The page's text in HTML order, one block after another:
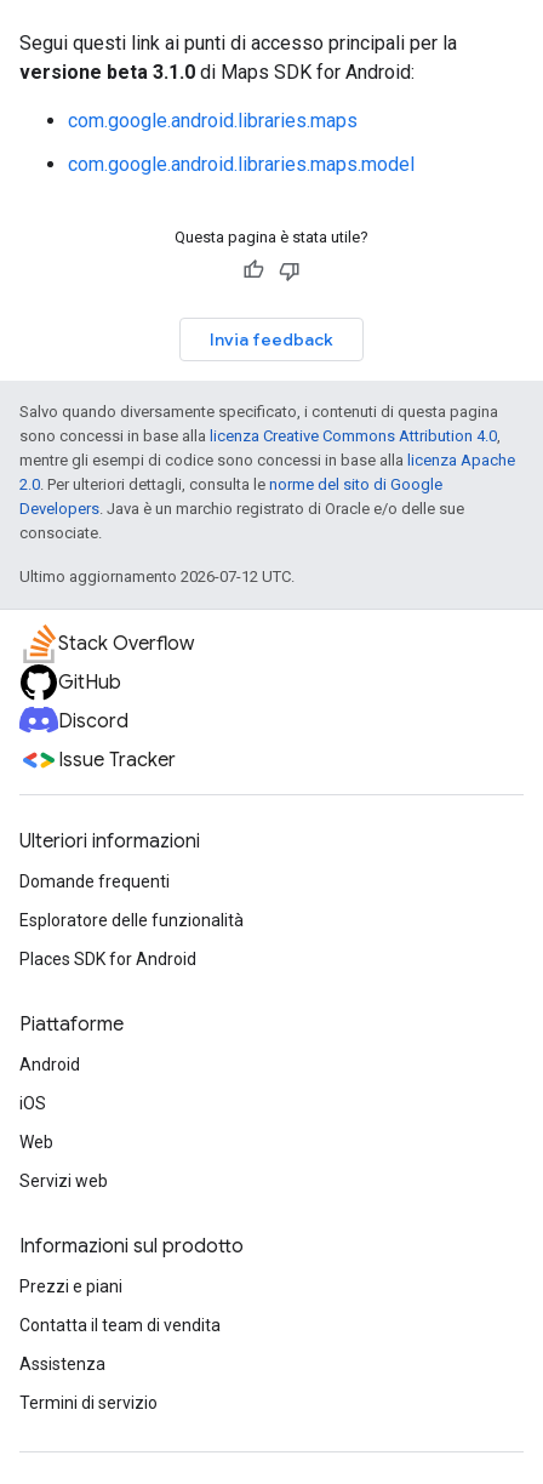
Segui questi link ai punti di accesso principali per la
versione beta 3.1.0 di Maps SDK for Android:
com.google.android.libraries.maps
com.google.android.libraries.maps.model
Questa pagina è stata utile?
Invia feedback
Salvo quando diversamente specificato, i contenuti di questa pagina
sono concessi in base alla licenza Creative Commons Attribution 4.0,
mentre gli esempi di codice sono concessi in base alla licenza Apache
2.0. Per ulteriori dettagli, consulta le norme del sito di Google
Developers. Java è un marchio registrato di Oracle e/o delle sue
consociate.
Ultimo aggiornamento 2026-07-12 UTC.
Stack Overflow
GitHub
Discord
Issue Tracker
Ulteriori informazioni
Domande frequenti
Esploratore delle funzionalità
Places SDK for Android
Piattaforme
Android
iOS
Web
Servizi web
Informazioni sul prodotto
Prezzi e piani
Contatta il team di vendita
Assistenza
Termini di servizio